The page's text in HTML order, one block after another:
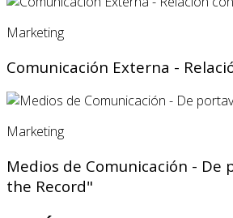
Marketing
Comunicación Externa -
Marketing
Medios de Comunicación - De
the Record"